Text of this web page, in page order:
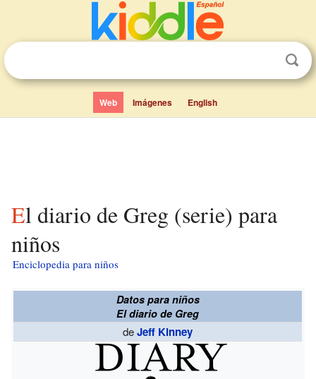
Web Imágenes English
El diario de Greg (serie) para
niños
Enciclopedia para niños
Datos para niños
El diario de Greg
de Jeff Kinney